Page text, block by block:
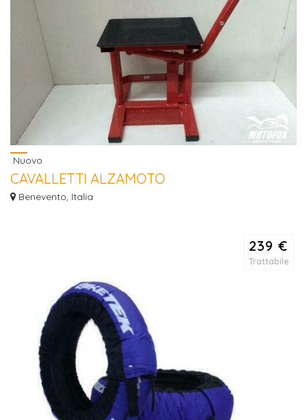
Nuovo
CAVALLETTI ALZAMOTO
Vendo cavalletti alzamoto NUOVI OFFERTA euro 40,00 Per disponibilità
Benevento, Italia
239 €
Trattabile